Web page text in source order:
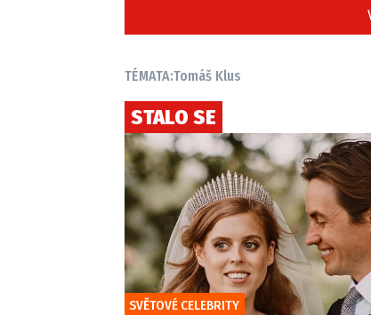
TÉMATA:Tomáš Klus
STALO SE
SVĚTOVÉ CELEBRITY